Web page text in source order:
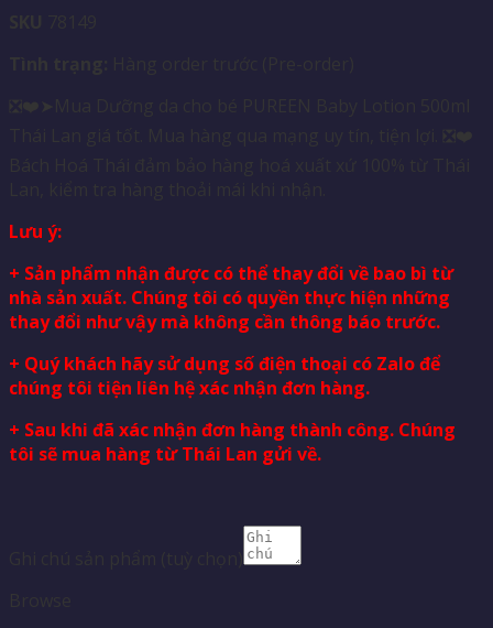
Lưu ý:
+ Sản phẩm nhận được có thể thay đổi về bao bì từ
nhà sản xuất. Chúng tôi có quyền thực hiện những
thay đổi như vậy mà không cần thông báo trước.
+ Quý khách hãy sử dụng số điện thoại có Zalo để
chúng tôi tiện liên hệ xác nhận đơn hàng.
+ Sau khi đã xác nhận đơn hàng thành công. Chúng
tôi sẽ mua hàng từ Thái Lan gửi về.